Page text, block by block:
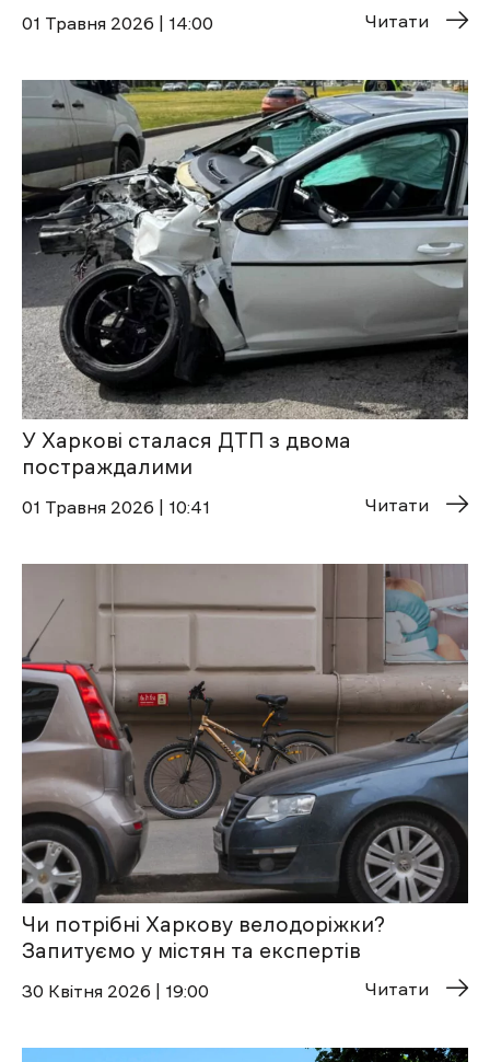
01 Травня 2026 | 14:00 Читати
У Харкові сталася ДТП з двома
постраждалими
01 Травня 2026 | 10:41 Читати
Чи потрібні Харкову велодоріжки?
Запитуємо у містян та експертів
30 Квітня 2026 | 19:00 Читати